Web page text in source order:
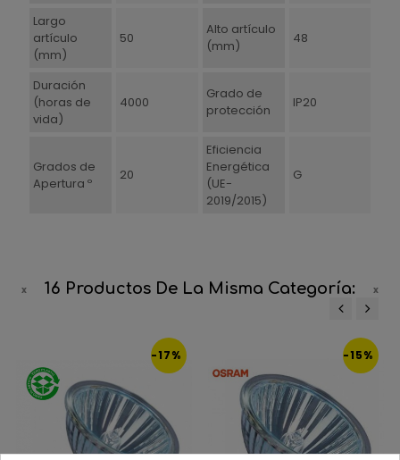
Largo
artículo
(mm)
50
Alto artículo
(mm)
48
Duración
(horas de
vida)
4000
Grado de
protección
IP20
Grados de
Apertura º
20
Eficiencia
Energética
(UE-
2019/2015)
G
16 Productos De La Misma Categoría:
-17% -15%